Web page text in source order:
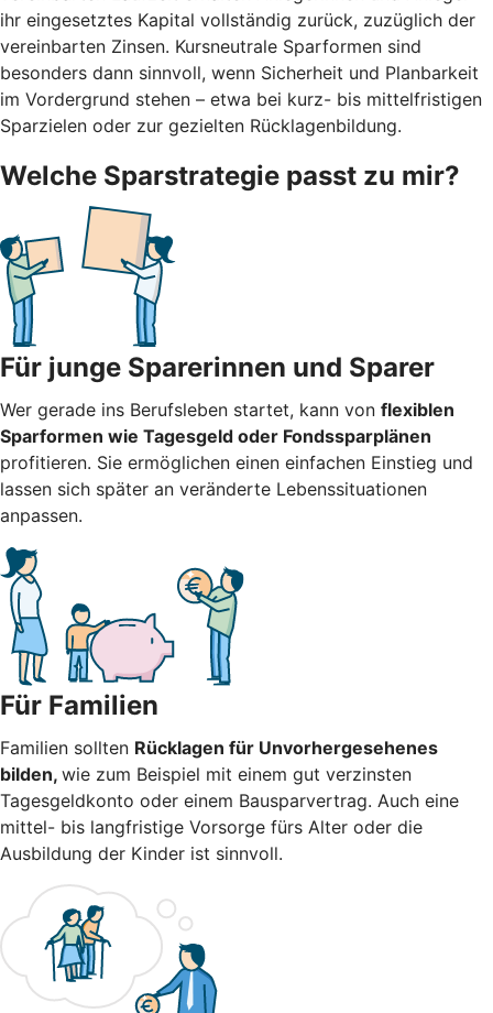
ihr eingesetztes Kapital vollständig zurück, zuzüglich der
vereinbarten Zinsen. Kursneutrale Sparformen sind
besonders dann sinnvoll, wenn Sicherheit und Planbarkeit
im Vordergrund stehen – etwa bei kurz- bis mittelfristigen
Sparzielen oder zur gezielten Rücklagenbildung.
Welche Sparstrategie passt zu mir?
Für junge Sparerinnen und Sparer
Wer gerade ins Berufsleben startet, kann von flexiblen
Sparformen wie Tagesgeld oder Fondssparplänen
profitieren. Sie ermöglichen einen einfachen Einstieg und
lassen sich später an veränderte Lebenssituationen
anpassen.
Für Familien
Familien sollten Rücklagen für Unvorhergesehenes
bilden, wie zum Beispiel mit einem gut verzinsten
Tagesgeldkonto oder einem Bausparvertrag. Auch eine
mittel- bis langfristige Vorsorge fürs Alter oder die
Ausbildung der Kinder ist sinnvoll.